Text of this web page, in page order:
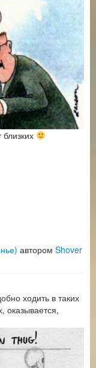
автором Shover
ходить в таких
оказывается,